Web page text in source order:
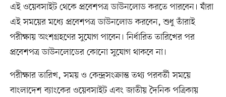
এই ওয়েবসাইট থেকে প্রবেশপত্র ডাউনলোড করতে পারবেন। যাঁরা
এই সময়ের মধ্যে প্রবেশপত্র ডাউনলোড করবেন, শুধু তাঁরাই
পরীক্ষায় অংশগ্রহণের সুযোগ পাবেন। নির্ধারিত তারিখের পর
প্রবেশপত্র ডাউনলোডের কোনো সুযোগ থাকবে না।
পরীক্ষার তারিখ, সময় ও কেন্দ্রসংক্রান্ত তথ্য পরবর্তী সময়ে
বাংলাদেশ ব্যাংকের ওয়েবসাইট এবং জাতীয় দৈনিক পত্রিকায়